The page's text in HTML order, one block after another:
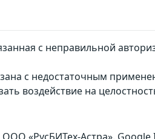
с неправильной
с недостаточным
воздействие на